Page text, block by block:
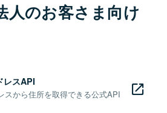
人のお客さま向け
レスAPI
スから住所を取得できる公式API